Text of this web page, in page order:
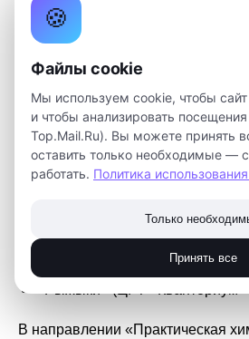
г. Березники)
Наследие С.С. Четверикова» (9-11
«Нейроны» (детский технопарк
Томск)
«Эврика» (детский технопарк
Томск)
«БиоВет» (Томский аграрный
«Химбиозники» (школа № 216
«Биохулиганы»
«Рыжыки» (ЦРТ «Кванториум»
В направлении «Практическая
🍪
Файлы cookie
Мы используем cookie, чтобы
и чтобы анализировать
Top.Mail.Ru). Вы можете принять
оставить только необходимые —
работать. Политика
Только
Принять все